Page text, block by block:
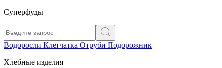
Суперфуды
Водоросли Клетчатка Отруби Подорожник
Хлебные изделия